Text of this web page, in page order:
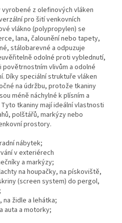
vyrobené z olefinových vláken
pro šití venkovních
vlákno (polypropylen) se
lana, čalounění nebo tapety,
stálobarevné a odpuzuje
odolné proti vyblednutí,
povětrnostním vlivům a odolné
Díky speciální struktuře vláken
na údržbu, protože tkaniny
méně náchylné k plísním a
tkaniny mají ideální vlastnosti
polštářů, markýzy nebo
prostory.
nábytek;
v exteriérech
a markýzy;
na houpačky, na pískoviště,
(screen system) do pergol,
na židle a lehátka;
auta a motorky;